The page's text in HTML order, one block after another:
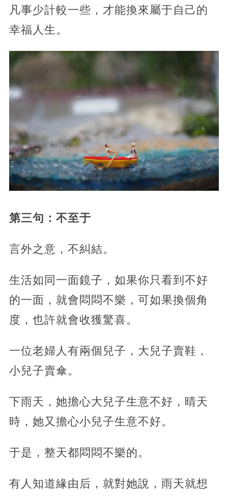
凡事少計較一些，才能換來屬于自己的
幸福人生。
第三句：不至于
言外之意，不糾結。
生活如同一面鏡子，如果你只看到不好
的一面，就會悶悶不樂，可如果換個角
度，也許就會收獲驚喜。
一位老婦人有兩個兒子，大兒子賣鞋，
小兒子賣傘。
下雨天，她擔心大兒子生意不好，晴天
時，她又擔心小兒子生意不好。
于是，整天都悶悶不樂的。
有人知道緣由后，就對她說，雨天就想